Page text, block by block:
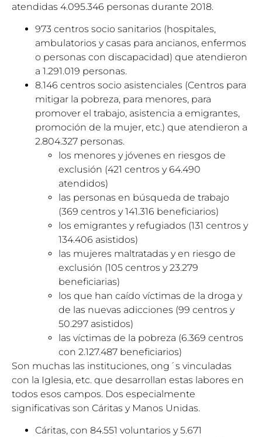
atendidas 4.095.346 personas durante 2018.
973 centros socio sanitarios (hospitales,
ambulatorios y casas para ancianos, enfermos
o personas con discapacidad) que atendieron
a 1.291.019 personas.
8.146 centros socio asistenciales (Centros para
mitigar la pobreza, para menores, para
promover el trabajo, asistencia a emigrantes,
promoción de la mujer, etc.) que atendieron a
2.804.327 personas.
los menores y jóvenes en riesgos de
exclusión (421 centros y 64.490
atendidos)
las personas en búsqueda de trabajo
(369 centros y 141.316 beneficiarios)
los emigrantes y refugiados (131 centros y
134.406 asistidos)
las mujeres maltratadas y en riesgo de
exclusión (105 centros y 23.279
beneficiarias)
los que han caído víctimas de la droga y
de las nuevas adicciones (99 centros y
50.297 asistidos)
las víctimas de la pobreza (6.369 centros
con 2.127.487 beneficiarios)
Son muchas las instituciones, ong´s vinculadas
con la Iglesia, etc. que desarrollan estas labores en
todos esos campos. Dos especialmente
significativas son Cáritas y Manos Unidas.
Cáritas, con 84.551 voluntarios y 5.671